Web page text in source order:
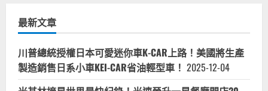
最新文章
川普總統授權日本可愛迷你車K-CAR上路！美國將生產
製造銷售日系小車KEI-CAR省油輕型車！ 2025-12-04